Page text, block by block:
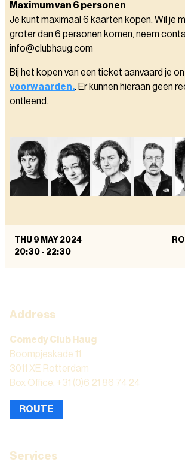
Maximum van 6 personen
Je kunt maximaal 6 kaarten kopen. Wil je
groter dan 6 personen komen, neem
info@clubhaug.com
Bij het kopen van een ticket aanvaard je
voorwaarden.. Er kunnen hieraan geen
ontleend.
THU 9 MAY 2024
20:30 - 22:30
Address
Comedy Club Haug
Boompjeskade 11
3011 XE Rotterdam
Box Office: +31 (0)6 21 86 74 24
ROUTE
Services